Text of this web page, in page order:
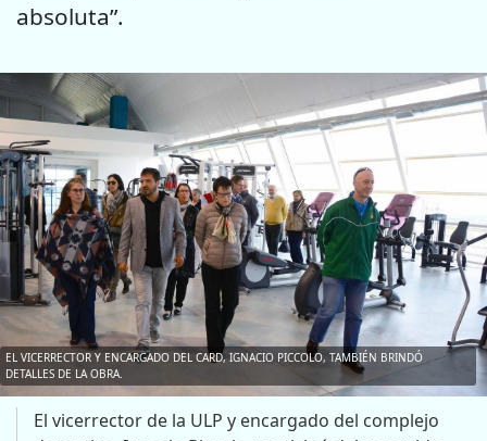
absoluta”.
EL VICERRECTOR Y ENCARGADO DEL CARD, IGNACIO PICCOLO, TAMBIÉN BRINDÓ
DETALLES DE LA OBRA.
El vicerrector de la ULP y encargado del complejo